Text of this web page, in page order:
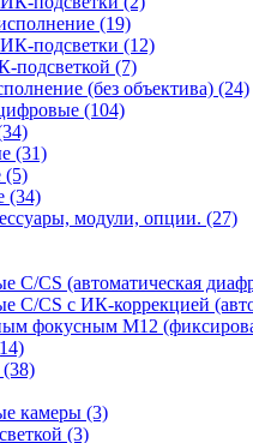
(19)
ИК-подсветки (12)
подсветкой (7)
(без объектива) (24)
(104)
(31)
(5)
(34)
модули, опции. (27)
C/CS (автоматическая
C/CS с ИК-коррекцией
фокусным М12
(38)
камеры (3)
(3)